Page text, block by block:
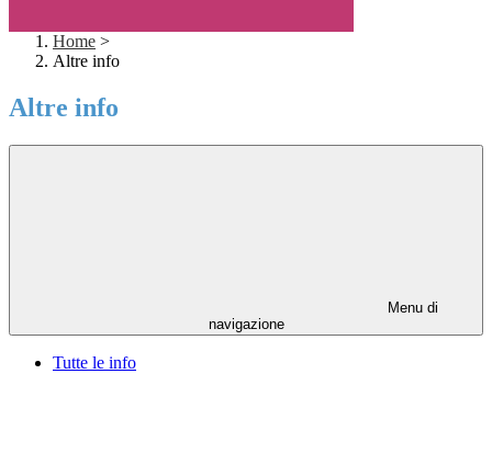
Home >
Altre info
Altre info
Menu di
navigazione
Tutte le info